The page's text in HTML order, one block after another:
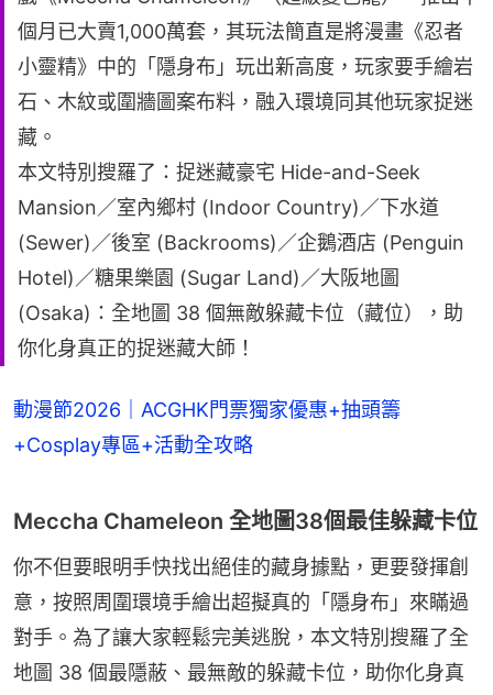
個月已大賣1,000萬套，其玩法簡直是將漫畫《忍者
小靈精》中的「隱身布」玩出新高度，玩家要手繪岩
石、木紋或圍牆圖案布料，融入環境同其他玩家捉迷
藏。
本文特別搜羅了：捉迷藏豪宅 Hide-and-Seek
Mansion／室內鄉村 (Indoor Country)／下水道
(Sewer)／後室 (Backrooms)／企鵝酒店 (Penguin
Hotel)／糖果樂園 (Sugar Land)／大阪地圖
(Osaka)：全地圖 38 個無敵躲藏卡位（藏位），助
你化身真正的捉迷藏大師！
動漫節2026｜ACGHK門票獨家優惠+抽頭籌
+Cosplay專區+活動全攻略
Meccha Chameleon 全地圖38個最佳躲藏卡位
你不但要眼明手快找出絕佳的藏身據點，更要發揮創
意，按照周圍環境手繪出超擬真的「隱身布」來瞞過
對手。為了讓大家輕鬆完美逃脫，本文特別搜羅了全
地圖 38 個最隱蔽、最無敵的躲藏卡位，助你化身真